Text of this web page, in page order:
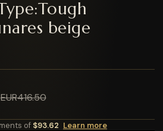
beige
EUR416.50
of $93.62 Learn more